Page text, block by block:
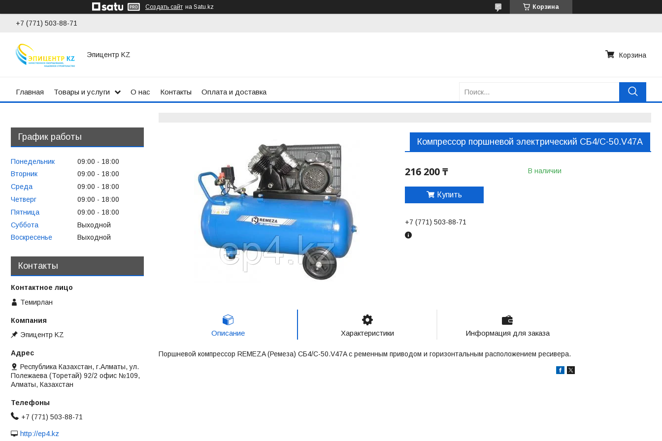
Создать сайт на Satu.kz Корзина
+7 (771) 503-88-71
Эпицентр KZ Корзина
Главная Товары и услуги О нас Контакты Оплата и доставка
Компрессор поршневой электрический CБ4/C-50.V47A
216 200 ₸ В наличии
Купить
+7 (771) 503-88-71
Описание Характеристики Информация для заказа
Поршневой компрессор REMEZA (Ремеза) CБ4/C-50.V47A с ременным приводом и горизонтальным расположением ресиверa.
График работы
Понедельник 09:00
18:00
Вторник
09:00
18:00
Среда
09:00
18:00
Четверг
09:00
18:00
Пятница
09:00
18:00
Суббота
Выходной
Воскресенье
Выходной
Контакты
Темирлан
Эпицентр KZ
Республика Казахстан, г.Алматы, ул.
Полежаева (Торетай) 92/2 офис №109,
Алматы, Казахстан
+7 (771) 503-88-71
http://ep4.kz